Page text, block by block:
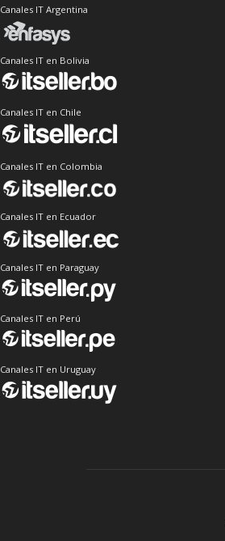
Canales IT Argentina
Canales IT en Bolivia
Canales IT en Chile
Canales IT en Colombia
Canales IT en Ecuador
Canales IT en Paraguay
Canales IT en Perú
Canales IT en Uruguay